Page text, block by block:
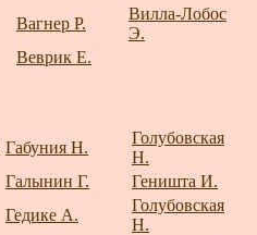
Вагнер Р.
Вилла-Лобос
Э.
Веврик Е.
Габуния Н.
Голубовская
Н.
Галынин Г.
Геништа И.
Гедике А.
Голубовская
Н.